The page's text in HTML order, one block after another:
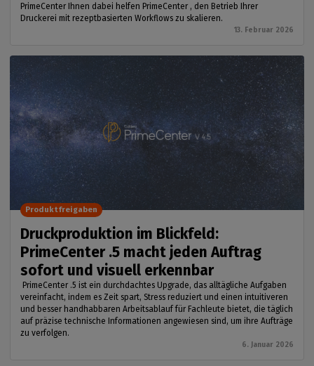
PrimeCenter Ihnen dabei helfen PrimeCenter , den Betrieb Ihrer
Druckerei mit rezeptbasierten Workflows zu skalieren.
13. Februar 2026
Druckproduktion im Blickfeld:
PrimeCenter .5 macht jeden Auftrag
sofort und visuell erkennbar
PrimeCenter .5 ist ein durchdachtes Upgrade, das alltägliche Aufgaben
vereinfacht, indem es Zeit spart, Stress reduziert und einen intuitiveren
und besser handhabbaren Arbeitsablauf für Fachleute bietet, die täglich
auf präzise technische Informationen angewiesen sind, um ihre Aufträge
zu verfolgen.
6. Januar 2026
Produktfreigaben